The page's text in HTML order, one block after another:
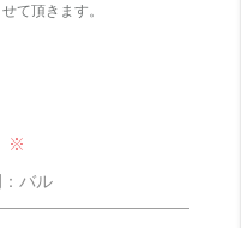
て頂きます。
※